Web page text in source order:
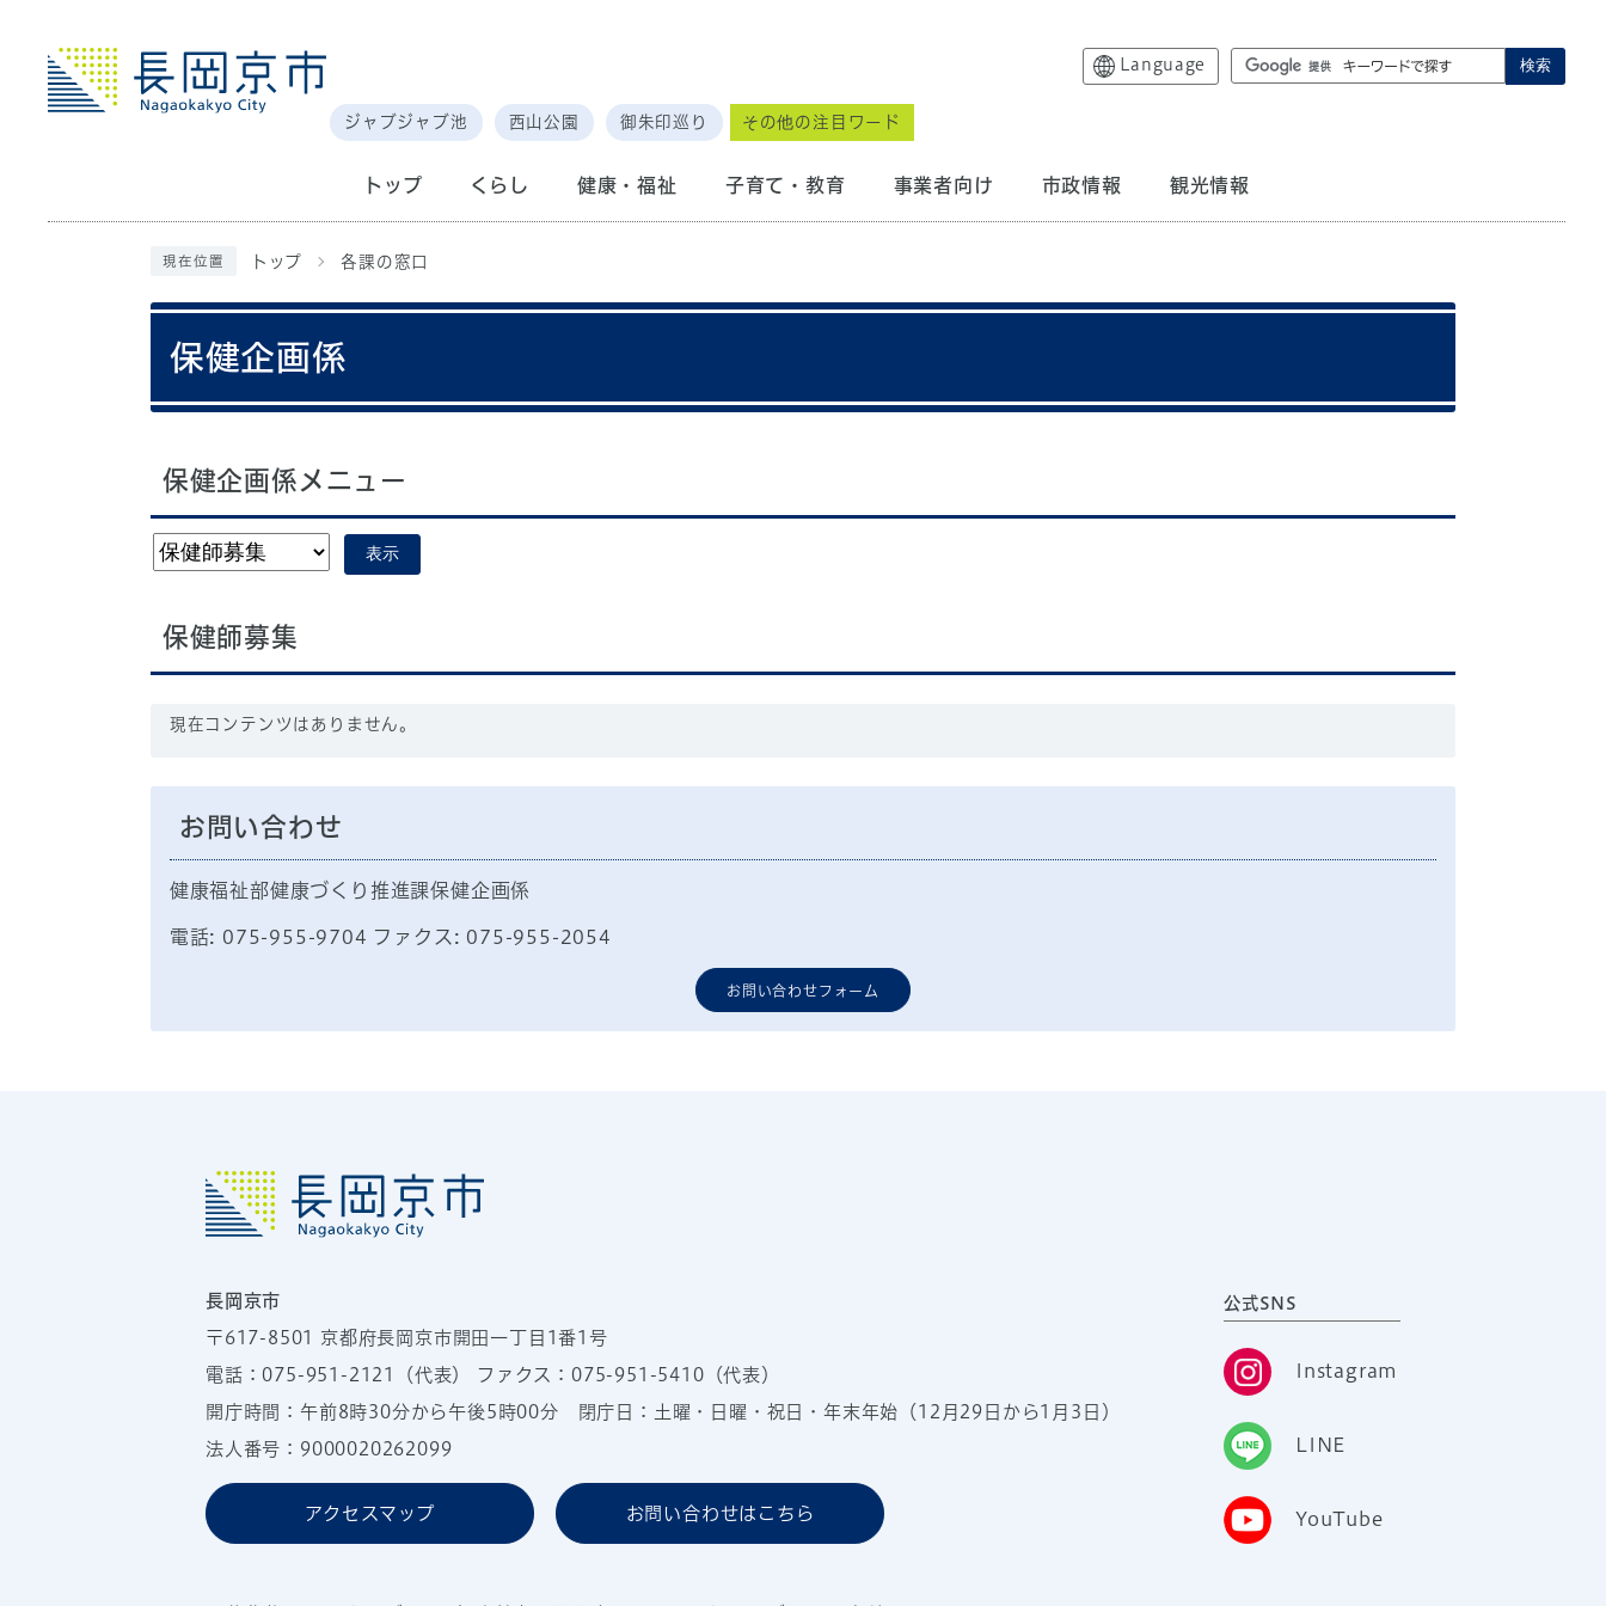
Language 検索
ジャブジャブ池 西山公園 御朱印巡り その他の注目ワード
トップ くらし 健康・福祉 子育て・教育 事業者向け 市政情報 観光情報
現在位置 トップ 各課の窓口
保健企画係
保健企画係メニュー
表示
保健師募集
現在コンテンツはありません。
お問い合わせ
健康福祉部健康づくり推進課保健企画係
電話: 075-955-9704 ファクス: 075-955-2054
お問い合わせフォーム
長岡京市
〒617-8501 京都府長岡京市開田一丁目1番1号
電話：075-951-2121 （代表） ファクス：075-951-5410（代表）
開庁時間：午前8時30分から午後5時00分 閉庁日：土曜・日曜・祝日・年末年始（12月29日から1月3日）
法人番号：9000020262099
アクセスマップ お問い合わせはこちら
公式SNS
Instagram
LINE
YouTube